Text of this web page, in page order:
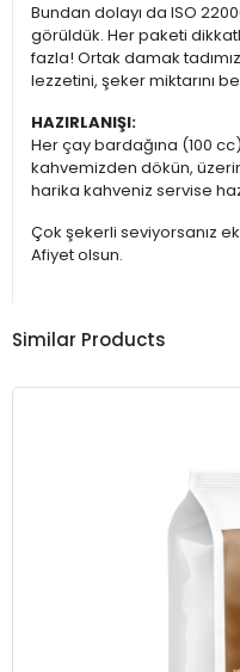
Bundan dolayı da ISO
görüldük. Her paketi
fazla! Ortak damak
lezzetini, şeker miktarını
HAZIRLANIŞI:
Her çay bardağına (100
kahvemizden dökün,
harika kahveniz servise
Çok şekerli seviyorsanız
Afiyet olsun.
Similar Products